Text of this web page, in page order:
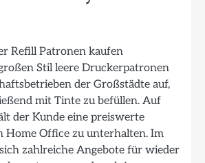
Refill Patronen kaufen
Stil leere Druckerpatronen
der Großstädte auf,
mit Tinte zu befüllen. Auf
der Kunde eine preiswerte
Home Office zu unterhalten. Im
zahlreiche Angebote für wieder